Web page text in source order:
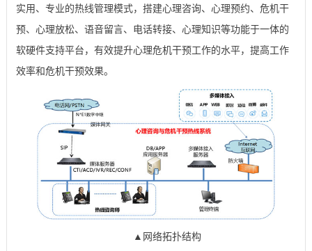
实用、专业的热线管理模式，搭建心理咨询、心理预约、危机干
预、心理放松、语音留言、电话转接、心理知识等功能于一体的
软硬件支持平台，有效提升心理危机干预工作的水平，提高工作
效率和危机干预效果。
▲网络拓扑结构